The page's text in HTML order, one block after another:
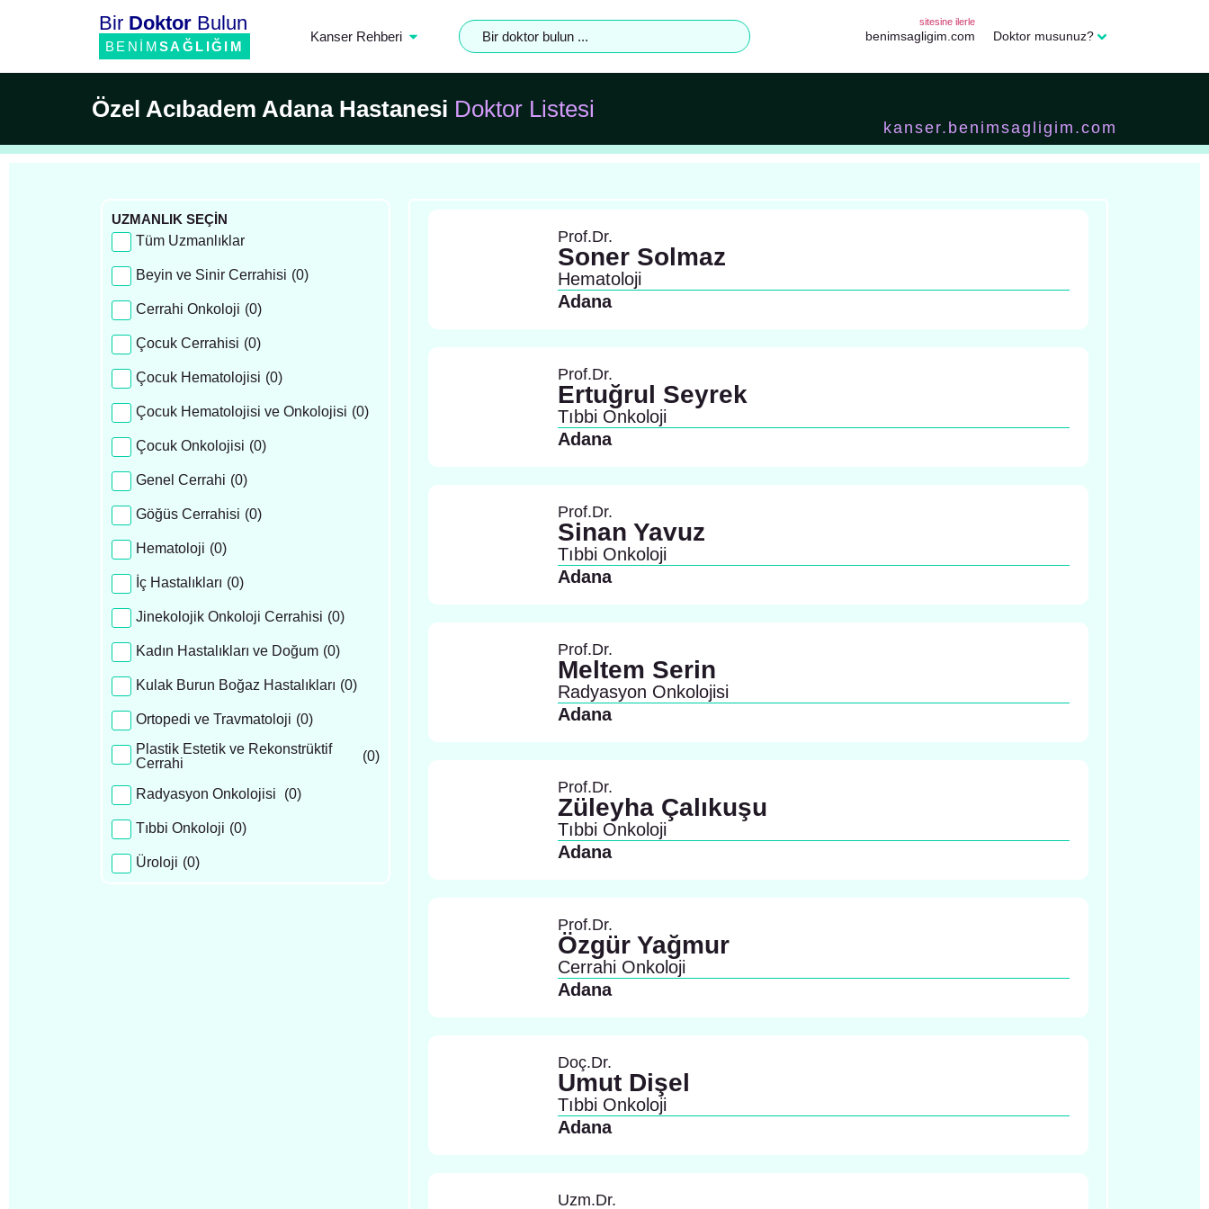
Bir Doktor Bulun
BENİMSAĞLIĞIM
Kanser Rehberi benimsagligim.com
sitesine ilerle
Doktor musunuz?
Özel Acıbadem Adana Hastanesi Doktor Listesi
kanser.benimsagligim.com
UZMANLIK SEÇİN
Tüm Uzmanlıklar
Beyin ve Sinir Cerrahisi (0)
Cerrahi Onkoloji (0)
Çocuk Cerrahisi (0)
Çocuk Hematolojisi (0)
Çocuk Hematolojisi ve Onkolojisi (0)
Çocuk Onkolojisi (0)
Genel Cerrahi (0)
Göğüs Cerrahisi (0)
Hematoloji (0)
İç Hastalıkları (0)
Jinekolojik Onkoloji Cerrahisi (0)
Kadın Hastalıkları ve Doğum (0)
Kulak Burun Boğaz Hastalıkları (0)
Ortopedi ve Travmatoloji (0)
Plastik Estetik ve Rekonstrüktif
Cerrahi
(0)
Radyasyon Onkolojisi (0)
Tıbbi Onkoloji (0)
Üroloji (0)
Prof.Dr.
Soner Solmaz
Hematoloji
Adana
Prof.Dr.
Ertuğrul Seyrek
Tıbbi Onkoloji
Adana
Prof.Dr.
Sinan Yavuz
Tıbbi Onkoloji
Adana
Prof.Dr.
Meltem Serin
Radyasyon Onkolojisi
Adana
Prof.Dr.
Züleyha Çalıkuşu
Tıbbi Onkoloji
Adana
Prof.Dr.
Özgür Yağmur
Cerrahi Onkoloji
Adana
Doç.Dr.
Umut Dişel
Tıbbi Onkoloji
Adana
Uzm.Dr.